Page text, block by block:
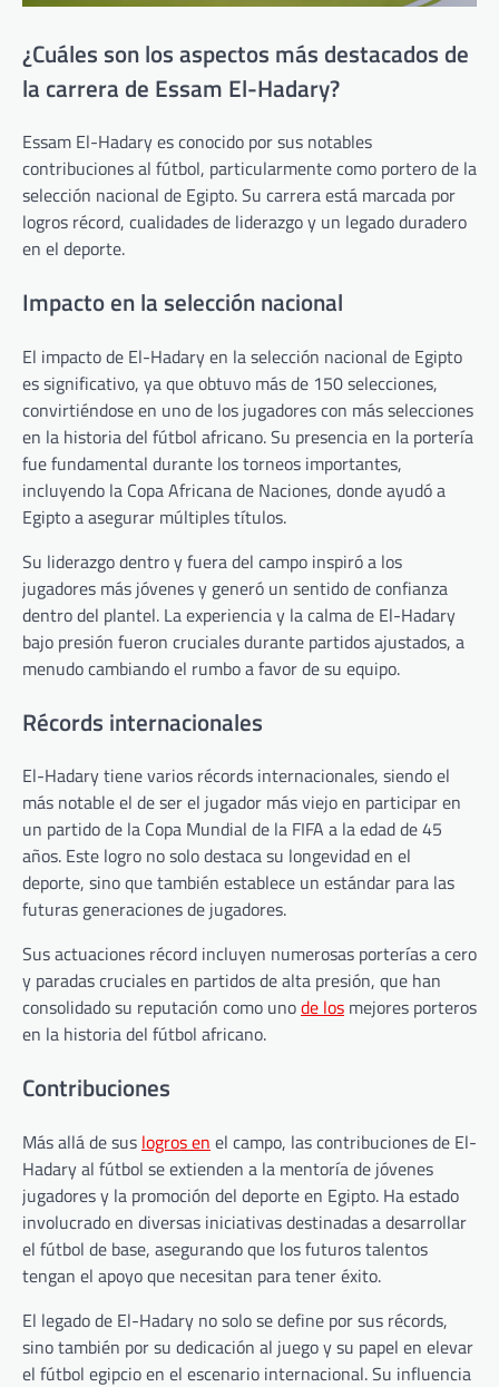
¿Cuáles son los aspectos más destacados de
la carrera de Essam El-Hadary?
Essam El-Hadary es conocido por sus notables
contribuciones al fútbol, particularmente como portero de la
selección nacional de Egipto. Su carrera está marcada por
logros récord, cualidades de liderazgo y un legado duradero
en el deporte.
Impacto en la selección nacional
El impacto de El-Hadary en la selección nacional de Egipto
es significativo, ya que obtuvo más de 150 selecciones,
convirtiéndose en uno de los jugadores con más selecciones
en la historia del fútbol africano. Su presencia en la portería
fue fundamental durante los torneos importantes,
incluyendo la Copa Africana de Naciones, donde ayudó a
Egipto a asegurar múltiples títulos.
Su liderazgo dentro y fuera del campo inspiró a los
jugadores más jóvenes y generó un sentido de confianza
dentro del plantel. La experiencia y la calma de El-Hadary
bajo presión fueron cruciales durante partidos ajustados, a
menudo cambiando el rumbo a favor de su equipo.
Récords internacionales
El-Hadary tiene varios récords internacionales, siendo el
más notable el de ser el jugador más viejo en participar en
un partido de la Copa Mundial de la FIFA a la edad de 45
años. Este logro no solo destaca su longevidad en el
deporte, sino que también establece un estándar para las
futuras generaciones de jugadores.
Sus actuaciones récord incluyen numerosas porterías a cero
y paradas cruciales en partidos de alta presión, que han
consolidado su reputación como unode los mejores porteros
en la historia del fútbol africano.
Contribuciones
Más allá de sus logros en el campo, las contribuciones de El-
Hadary al fútbol se extienden a la mentoría de jóvenes
jugadores y la promoción del deporte en Egipto. Ha estado
involucrado en diversas iniciativas destinadas a desarrollar
el fútbol de base, asegurando que los futuros talentos
tengan el apoyo que necesitan para tener éxito.
El legado de El-Hadary no solo se define por sus récords,
sino también por su dedicación al juego y su papel en elevar
el fútbol egipcio en el escenario internacional. Su influencia